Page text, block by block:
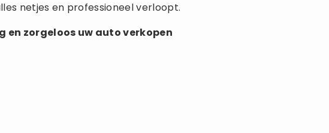
netjes en professioneel verloopt.
en zorgeloos uw auto verkopen